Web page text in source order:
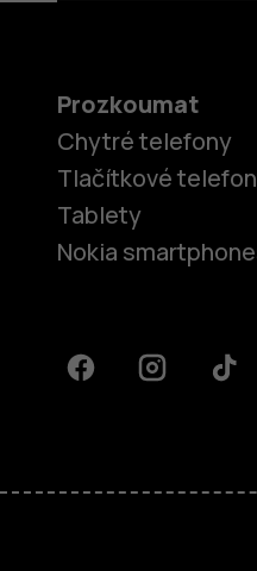
Prozkoumat
Chytré telefony
Tlačítkové
Tablety
Nokia
FacebookInstagram